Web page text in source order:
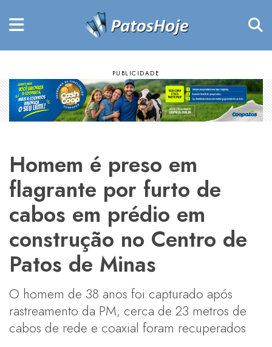
Homem é preso em
flagrante por furto de
cabos em prédio em
construção no Centro de
Patos de Minas
O homem de 38 anos foi capturado após
rastreamento da PM; cerca de 23 metros de
cabos de rede e coaxial foram recuperados